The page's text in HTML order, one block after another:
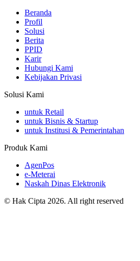
Beranda
Profil
Solusi
Berita
PPID
Karir
Hubungi Kami
Kebijakan Privasi
Solusi Kami
untuk Retail
untuk Bisnis & Startup
untuk Institusi & Pemerintahan
Produk Kami
AgenPos
e-Meterai
Naskah Dinas Elektronik
© Hak Cipta 2026. All right reserved